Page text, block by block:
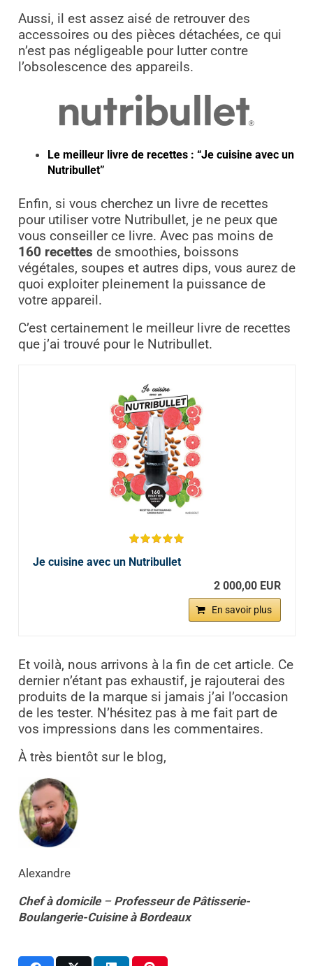
Aussi, il est assez aisé de retrouver des
accessoires ou des pièces détachées, ce qui
n’est pas négligeable pour lutter contre
l’obsolescence des appareils.
Le meilleur livre de recettes : “Je cuisine avec un
Nutribullet”
Enfin, si vous cherchez un livre de recettes
pour utiliser votre Nutribullet, je ne peux que
vous conseiller ce livre. Avec pas moins de
160 recettes de smoothies, boissons
végétales, soupes et autres dips, vous aurez de
quoi exploiter pleinement la puissance de
votre appareil.
C’est certainement le meilleur livre de recettes
que j’ai trouvé pour le Nutribullet.
Je cuisine avec un Nutribullet
2 000,00 EUR
En savoir plus
Et voilà, nous arrivons à la fin de cet article. Ce
dernier n’étant pas exhaustif, je rajouterai des
produits de la marque si jamais j’ai l’occasion
de les tester. N’hésitez pas à me fait part de
vos impressions dans les commentaires.
À très bientôt sur le blog,
Alexandre
Chef à domicile– Professeur de Pâtisserie-
Boulangerie-Cuisine à Bordeaux